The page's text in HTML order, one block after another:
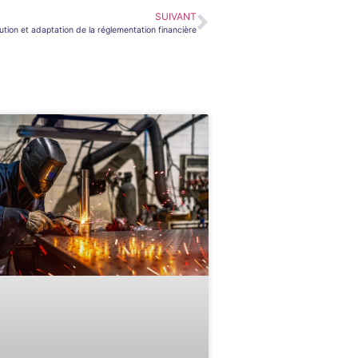
SUIVANT
et adaptation de la réglementation financière